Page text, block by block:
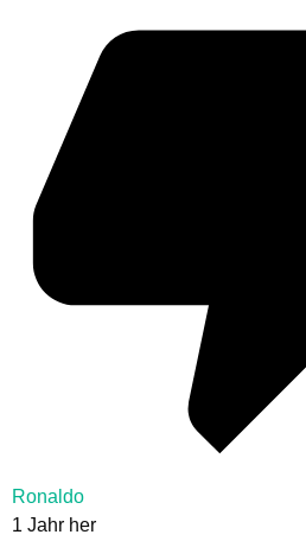
Ronaldo
1 Jahr her